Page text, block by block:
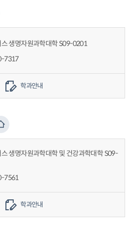
생명자원과학대학 S09-0201
7317
학과안내
생명자원과학대학 및 건강과학대학 S09-
7561
학과안내